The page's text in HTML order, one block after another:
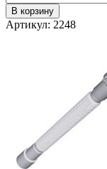
В корзину
Артикул: 2248